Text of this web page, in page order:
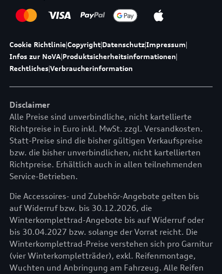
Cookie Richtlinie|Copyright|Datenschutz|Impressum|
Infos zur NoVA|Produktsicherheitsinformationen|
Rechtliches|Verbraucherinformation
Disclaimer
Alle Preise sind unverbindliche, nicht kartellierte
Richtpreise in Euro inkl. MwSt. zzgl. Versandkosten.
Statt-Preise sind die bisher gültigen Verkaufspreise
bzw. die bisher unverbindlichen, nicht kartellierten
Richtpreise. Erhältlich auch in allen teilnehmenden
Service-Betrieben.
Die Accessoires- und Zubehör-Angebote gelten bis
auf Widerruf bzw. bis 30.12.2026, die
Winterkomplettrad-Angebote bis auf Widerruf oder
bis 30.04.2027 bzw. solange der Vorrat reicht. Die
Winterkomplettrad-Preise verstehen sich pro Garnitur
(vier Winterkompletträder), exkl. Reifenmontage,
Wuchten und Anbringung am Fahrzeug. Alle Reifen